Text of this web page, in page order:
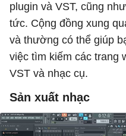
plugin và VST, cũng
tức. Cộng đồng xung
và thường có thể giúp
việc tìm kiếm các trang
VST và nhạc cụ.
Sản xuất nhạc